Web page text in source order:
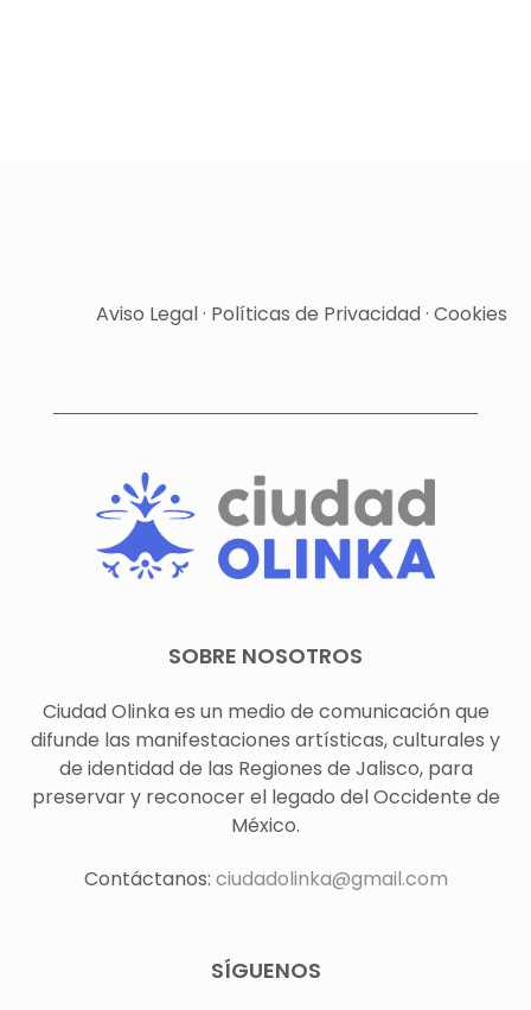
Aviso Legal· Políticas de Privacidad· Cookies
SOBRE NOSOTROS
Ciudad Olinka es un medio de comunicación que
difunde las manifestaciones artísticas, culturales y
de identidad de las Regiones de Jalisco, para
preservar y reconocer el legado del Occidente de
México.
Contáctanos: ciudadolinka@gmail.com
SÍGUENOS